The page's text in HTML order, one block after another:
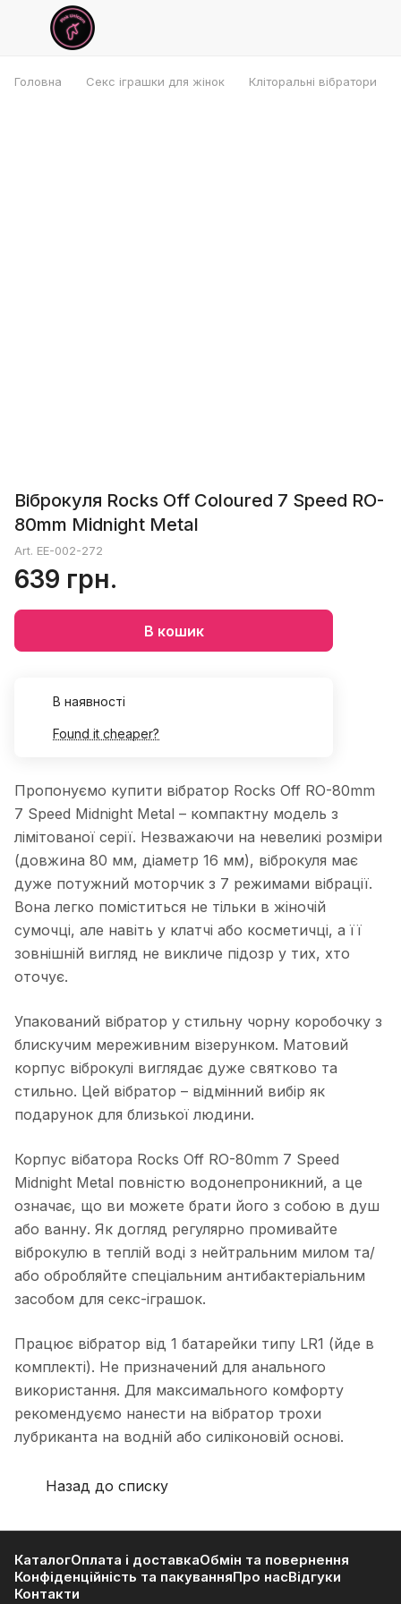
Головна Секс іграшки для жінок Кліторальні вібратори
Віброкуля Rocks Off Coloured 7 Speed ​​RO-
80mm Midnight Metal
Art. EE-002-272
639 грн.
В кошик
В наявності
Found it cheaper?
Пропонуємо купити вібратор Rocks Off RO-80mm
7 Speed ​​Midnight Metal – компактну модель з
лімітованої серії. Незважаючи на невеликі розміри
(довжина 80 мм, діаметр 16 мм), віброкуля має
дуже потужний моторчик з 7 режимами вібрації.
Вона легко поміститься не тільки в жіночій
сумочці, але навіть у клатчі або косметичці, а її
зовнішній вигляд не викличе підозр у тих, хто
оточує.
Упакований вібратор у стильну чорну коробочку з
блискучим мереживним візерунком. Матовий
корпус віброкулі виглядає дуже святково та
стильно. Цей вібратор – відмінний вибір як
подарунок для близької людини.
Корпус вібатора Rocks Off RO-80mm 7 Speed ​​
Midnight Metal повністю водонепроникний, а це
означає, що ви можете брати його з собою в душ
або ванну. Як догляд регулярно промивайте
віброкулю в теплій воді з нейтральним милом та/
або обробляйте спеціальним антибактеріальним
засобом для секс-іграшок.
Працює вібратор від 1 батарейки типу LR1 (йде в
комплекті). Не призначений для анального
використання. Для максимального комфорту
рекомендуємо нанести на вібратор трохи
лубриканта на водній або силіконовій основі.
Назад до списку
КаталогОплата і доставкаОбмін та повернення
Конфіденційність та пакуванняПро насВідгуки
Контакти